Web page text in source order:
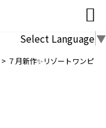

Select Language▼
> ７月新作✨リゾートワンピ